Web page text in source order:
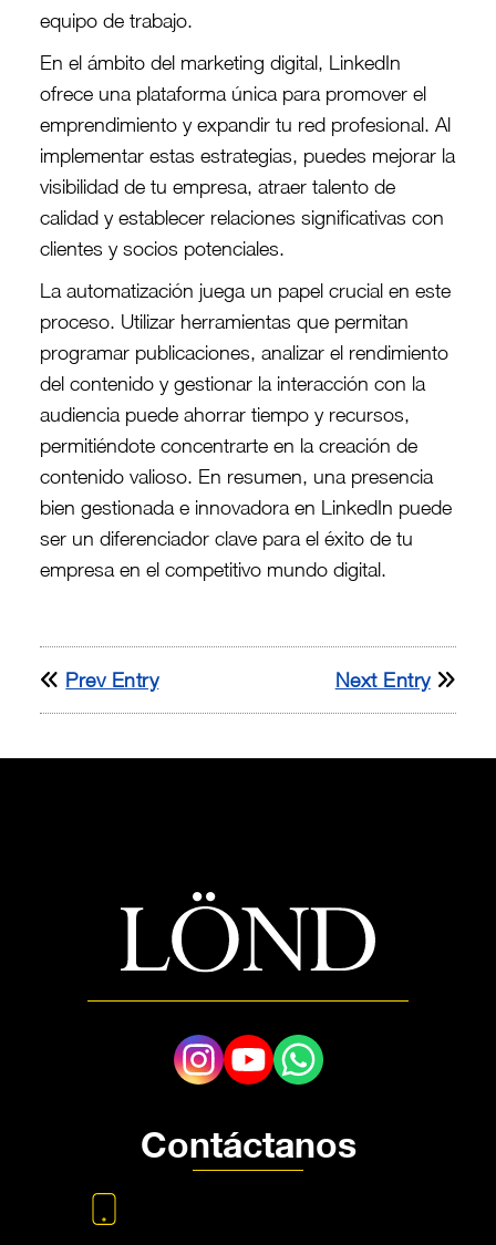
equipo de trabajo.
En el ámbito del marketing digital, LinkedIn
ofrece una plataforma única para promover el
emprendimiento y expandir tu red profesional. Al
implementar estas estrategias, puedes mejorar la
visibilidad de tu empresa, atraer talento de
calidad y establecer relaciones significativas con
clientes y socios potenciales.
La automatización juega un papel crucial en este
proceso. Utilizar herramientas que permitan
programar publicaciones, analizar el rendimiento
del contenido y gestionar la interacción con la
audiencia puede ahorrar tiempo y recursos,
permitiéndote concentrarte en la creación de
contenido valioso. En resumen, una presencia
bien gestionada e innovadora en LinkedIn puede
ser un diferenciador clave para el éxito de tu
empresa en el competitivo mundo digital.
Prev Entry Next Entry
Contáctanos